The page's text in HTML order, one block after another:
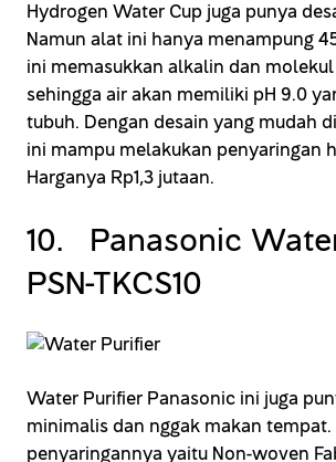
Hydrogen Water Cup juga punya
Namun alat ini hanya menampung
ini memasukkan alkalin dan
sehingga air akan memiliki pH 9.0
tubuh. Dengan desain yang mudah
ini mampu melakukan penyaringan
Harganya Rp1,3 jutaan.
10. Panasonic
PSN-TKCS10
Water Purifier Panasonic ini juga
minimalis dan nggak makan tempat.
penyaringannya yaitu Non-woven